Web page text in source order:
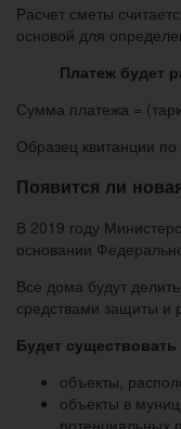
Расчет сметы
основой для
Платеж будет
Сумма платежа =
Образец квитанции
Появится ли
В 2019 году
основании
Все дома будут
средствами защиты и
Будет существовать
объекты,
объекты в